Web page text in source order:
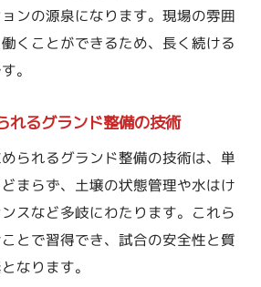
ンの源泉になります。現場の雰囲
くことができるため、長く続ける
。
れるグランド整備の技術
られるグランド整備の技術は、単
まらず、土壌の状態管理や水はけ
スなど多岐にわたります。これら
とで習得でき、試合の安全性と質
なります。